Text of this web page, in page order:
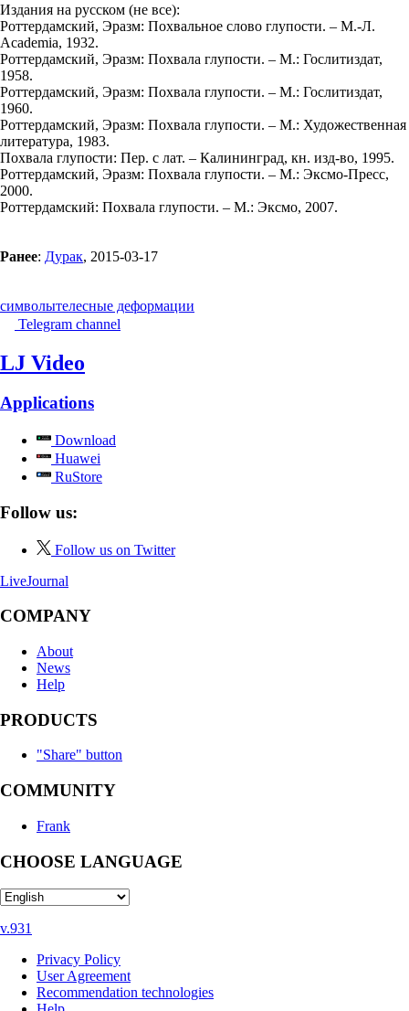
Издания на русском (не все):
Роттердамский, Эразм: Похвальное слово глупости. – М.-Л.
Academia, 1932.
Роттердамский, Эразм: Похвала глупости. – М.: Гослитиздат,
1958.
Роттердамский, Эразм: Похвала глупости. – М.: Гослитиздат,
1960.
Роттердамский, Эразм: Похвала глупости. – М.: Художественная
литература, 1983.
Похвала глупости: Пер. с лат. – Калининград, кн. изд-во, 1995.
Роттердамский, Эразм: Похвала глупости. – М.: Эксмо-Пресс,
2000.
Роттердамский: Похвала глупости. – М.: Эксмо, 2007.
Ранее: Дурак, 2015-03-17
символытелесные деформации
Telegram channel
LJ Video
Applications
Download
Huawei
RuStore
Follow us:
Follow us on Twitter
LiveJournal
COMPANY
About
News
Help
PRODUCTS
"Share" button
COMMUNITY
Frank
CHOOSE LANGUAGE
v.931
Privacy Policy
User Agreement
Recommendation technologies